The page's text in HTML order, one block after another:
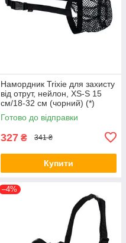
Намордник Trixie для захисту
від отрут, нейлон, XS-S 15
см/18-32 см (чорний) (*)
Готово до відправки
327 ₴ 341 ₴
Купити
–4%